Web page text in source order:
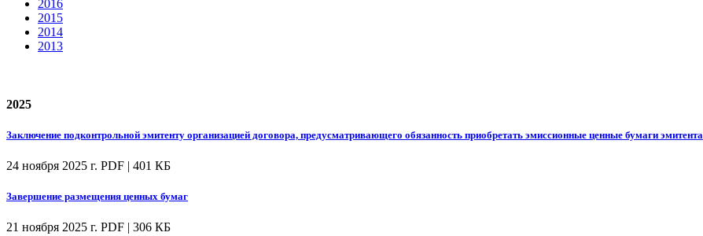
2016
2015
2014
2013
2025
Заключение подконтрольной эмитенту организацией договора, предусматривающего обязанность приобретать эмиссионные ценные бумаги эмитента
24 ноября 2025 г. PDF | 401 КБ
Завершение размещения ценных бумаг
21 ноября 2025 г. PDF | 306 КБ